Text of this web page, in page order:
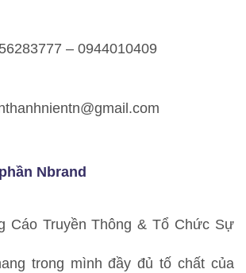
– 0944010409
Nbrand
Cáo Truyền Thông & Tổ Chức Sự
trong mình đầy đủ tố chất của